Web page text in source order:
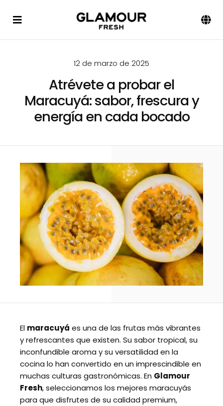
Toggle
Navigation
Método
Blog
Contacto
12 de marzo de 2025
Atrévete a probar el
Maracuyá: sabor, frescura y
energía en cada bocado
El maracuyá es una de las frutas más vibrantes
y refrescantes que existen. Su sabor tropical, su
inconfundible aroma y su versatilidad en la
cocina lo han convertido en un imprescindible en
muchas culturas gastronómicas. En Glamour
Fresh, seleccionamos los mejores maracuyás
para que disfrutes de su calidad premium,